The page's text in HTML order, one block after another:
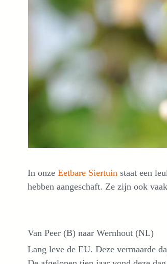
In onze Eetbare Siertuin staat een
hebben aangeschaft. Ze zijn ook
Van Peer (B) naar Wernhout (NL)
Lang leve de EU. Deze vermaarde